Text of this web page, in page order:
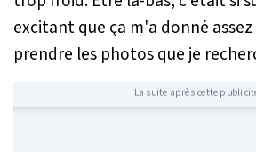
excitant que ça m'a donné
prendre les photos que je
La suite après cette